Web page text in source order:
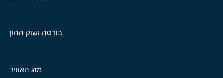
בורסה ושוק ההון
מזג האוויר